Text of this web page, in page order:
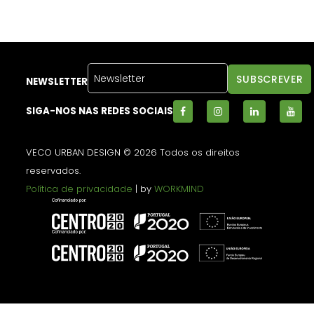
NEWSLETTER
SIGA-NOS NAS REDES SOCIAIS
VECO URBAN DESIGN © 2026 Todos os direitos
reservados.
Política de privacidade | byWORKMIND